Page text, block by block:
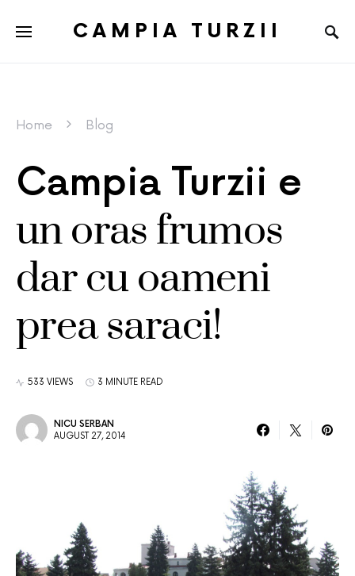
CAMPIA TURZII
Home Blog
Campia Turzii e
un oras frumos
dar cu oameni
prea saraci!
533 VIEWS 3 MINUTE READ
NICU SERBAN
AUGUST 27, 2014